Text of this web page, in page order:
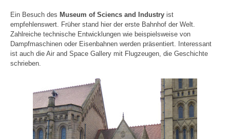
Ein Besuch des Museum of Sciencs and Industry ist
empfehlenswert. Früher stand hier der erste Bahnhof der Welt.
Zahlreiche technische Entwicklungen wie beispielsweise von
Dampfmaschinen oder Eisenbahnen werden präsentiert. Interessant
ist auch die Air and Space Gallery mit Flugzeugen, die Geschichte
schrieben.